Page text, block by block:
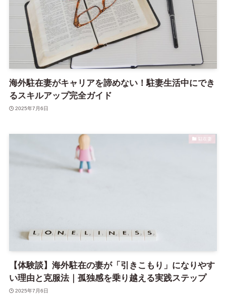
海外駐在妻がキャリアを諦めない！駐妻生活中にでき
るスキルアップ完全ガイド
2025年7月6日
駐在妻
【体験談】海外駐在の妻が「引きこもり」になりやす
い理由と克服法｜孤独感を乗り越える実践ステップ
2025年7月6日